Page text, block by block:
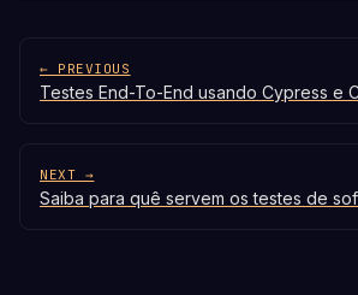
← PREVIOUS
Testes End-To-End usando Cypress e
NEXT →
Saiba para quê servem os testes de